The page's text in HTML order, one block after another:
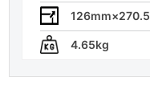
4.65kg